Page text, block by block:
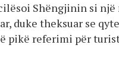
Shëngjinin si një
duke theksuar se
pikë referimi për